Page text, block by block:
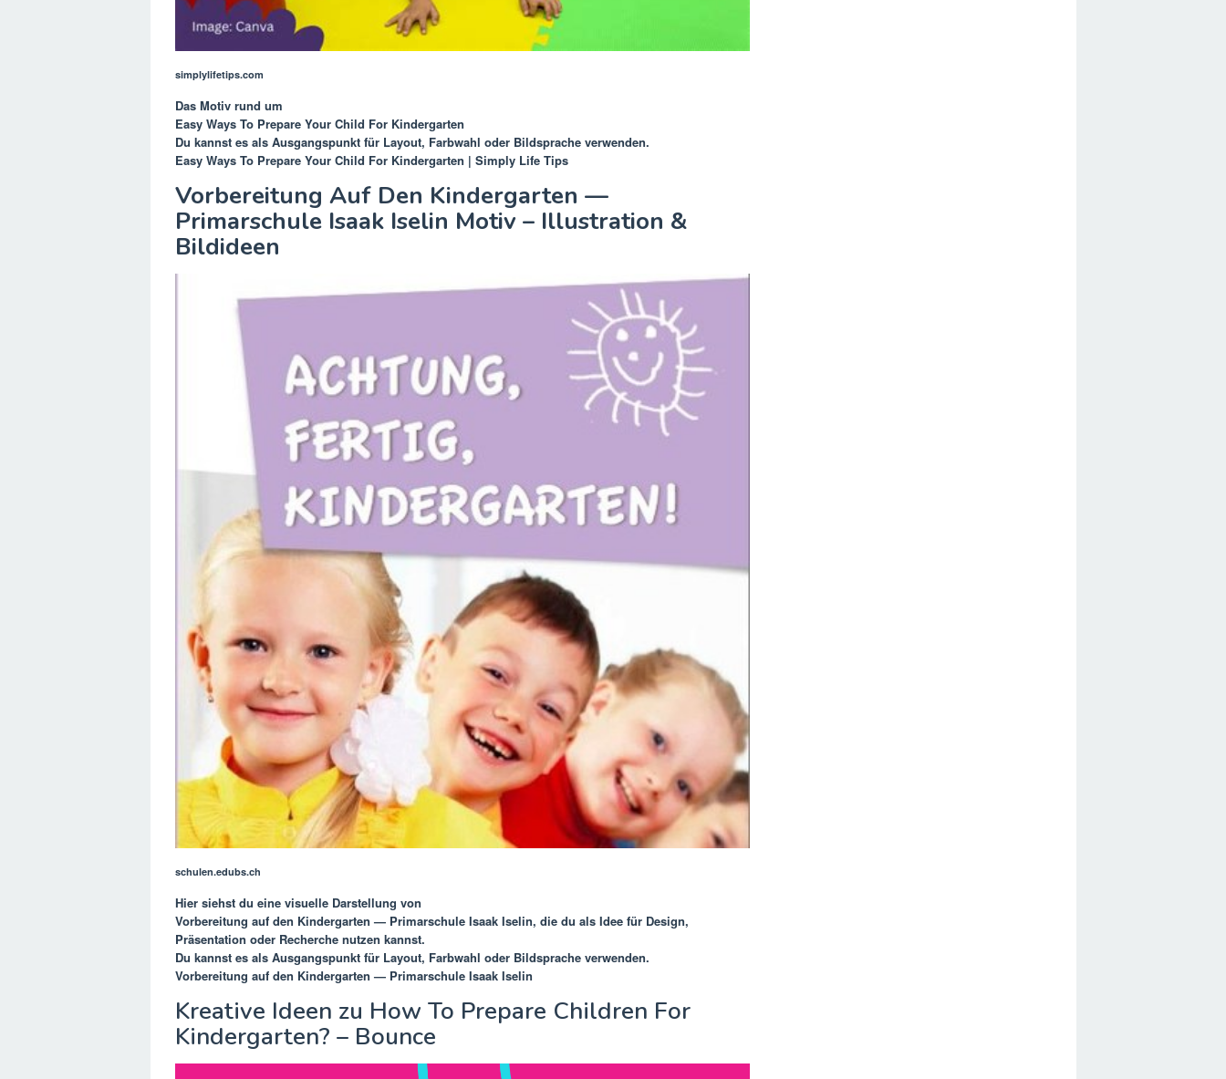
simplylifetips.com
Das Motiv rund um
Easy Ways To Prepare Your Child For Kindergarten
Du kannst es als Ausgangspunkt für Layout, Farbwahl oder Bildsprache verwenden.
Easy Ways To Prepare Your Child For Kindergarten | Simply Life Tips
Vorbereitung Auf Den Kindergarten —
Primarschule Isaak Iselin Motiv – Illustration &
Bildideen
schulen.edubs.ch
Hier siehst du eine visuelle Darstellung von
Vorbereitung auf den Kindergarten — Primarschule Isaak Iselin, die du als Idee für Design,
Präsentation oder Recherche nutzen kannst.
Du kannst es als Ausgangspunkt für Layout, Farbwahl oder Bildsprache verwenden.
Vorbereitung auf den Kindergarten — Primarschule Isaak Iselin
Kreative Ideen zu How To Prepare Children For
Kindergarten? – Bounce